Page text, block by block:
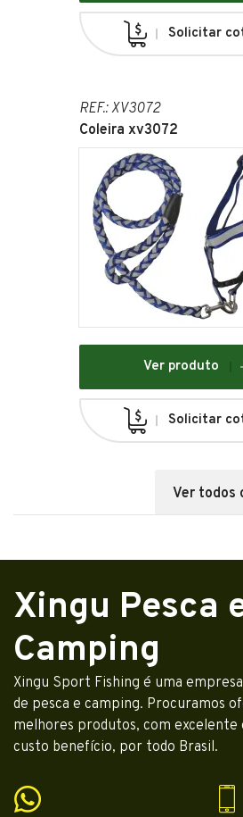
Solicitar
REF.: XV3072
Coleira xv3072
Ver produto
Solicitar
Ver todos
Xingu Pesca
Camping
Xingu Sport Fishing é uma
de pesca e camping. Procuramos
melhores produtos, com excelente
custo benefício, por todo Brasil.